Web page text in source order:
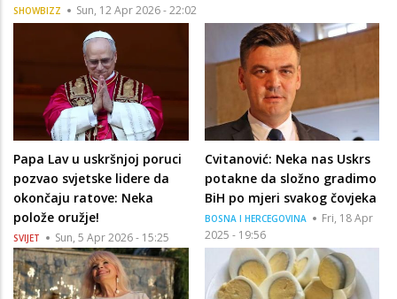
SHOWBIZZ Sun, 12 Apr 2026 - 22:02
Papa Lav u uskršnjoj poruci
pozvao svjetske lidere da
okončaju ratove: Neka
polože oružje!
SVIJET Sun, 5 Apr 2026 - 15:25
Cvitanović: Neka nas Uskrs
potakne da složno gradimo
BiH po mjeri svakog čovjeka
BOSNA I HERCEGOVINA
Fri, 18 Apr
2025 - 19:56